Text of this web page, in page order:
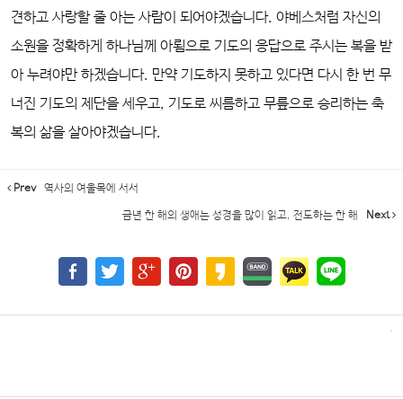
견하고 사랑할 줄 아는 사람이 되어야겠습니다. 야베스처럼 자신의
소원을 정확하게 하나님께 아룀으로 기도의 응답으로 주시는 복을 받
아 누려야만 하겠습니다. 만약 기도하지 못하고 있다면 다시 한 번 무
너진 기도의 제단을 세우고, 기도로 씨름하고 무릎으로 승리하는 축
복의 삶을 살아야겠습니다.
Prev 역사의 여울목에 서서
금년 한 해의 생애는 성경을 많이 읽고, 전도하는 한 해 Next